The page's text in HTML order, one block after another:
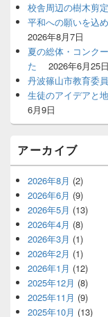
リ
校舎周辺の樹木剪
平和への願いを込
2026年8月7日
夏の総体・コンク
た
2026年6月25日
丹波篠山市教育委
生徒のアイデアと
6月9日
アーカイブ
2026年8月 (2)
2026年6月 (9)
2026年5月 (13)
2026年4月 (8)
2026年3月 (1)
2026年2月 (1)
2026年1月 (12)
2025年12月 (8)
2025年11月 (9)
2025年10月 (13)